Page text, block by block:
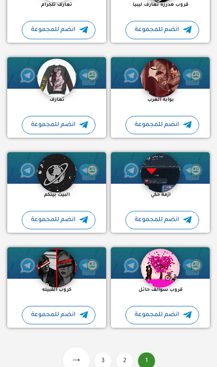
قروب هدرزه تعارف ليبيا
انضم للمجموعة
تعارف تلجرام
انضم للمجموعة
بوابه العرب
مجموعة تلجرام ???? بوابه العرب ???? نقاشات بناءة
انضم للمجموعة
تعارف
تعارف و دردشة ناجي
انضم للمجموعة
ازمة حكي
كيفكم يا ئمرات????✨ ازمة حكي جروبنا زي ما قراتو عبارة عن
انضم للمجموعة
البيت بيتكم
البيت بيتكم ????فله
انضم للمجموعة
قروب سوالف حائل
قروب تعارف بنات وشباب Telegram groupe التعارف والصداقة من جميع الدول العربية والأجنبية مجموعة من الفتيات…
انضم للمجموعة
كروب القبيله
كروب القبيله
انضم للمجموعة
1
2
3
→